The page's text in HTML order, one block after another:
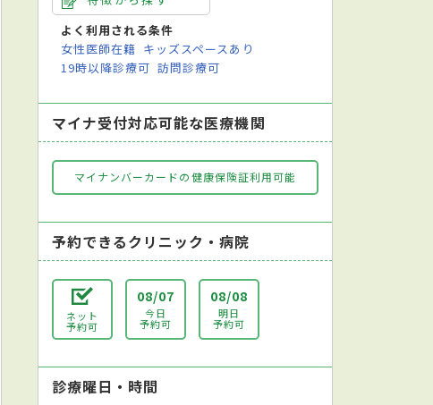
耳鼻咽喉科 リハビリテーション科
よく利用される条件
女性医師在籍 キッズスペースあり
19時以降診療可 訪問診療可
マイナ受付対応可能な医療機関
マイナンバーカードの健康保険証利用可能
予約できるクリニック・病院
ネット
予約可
08/07
今日
予約可
08/08
明日
予約可
診療曜日・時間